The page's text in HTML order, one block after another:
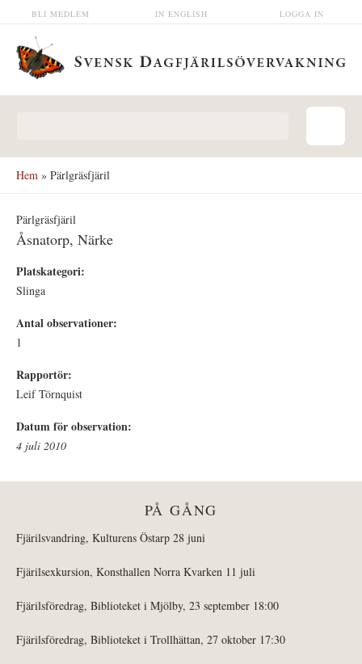
Hoppa till huvudinnehåll LOGGA IN
IN ENGLISH
BLI MEDLEM
Hem » Pärlgräsfjäril
Pärlgräsfjäril
Åsnatorp, Närke
Platskategori:
Slinga
Antal observationer:
1
Rapportör:
Leif Törnquist
Datum för observation:
4 juli 2010
PÅ GÅNG
Fjärilsvandring, Kulturens Östarp 28 juni
Fjärilsexkursion, Konsthallen Norra Kvarken 11 juli
Fjärilsföredrag, Biblioteket i Mjölby, 23 september 18:00
Fjärilsföredrag, Biblioteket i Trollhättan, 27 oktober 17:30